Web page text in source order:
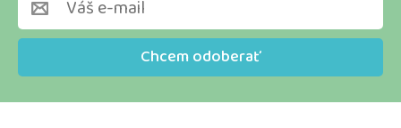
Chcem odoberať